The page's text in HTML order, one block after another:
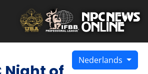
Nederlands